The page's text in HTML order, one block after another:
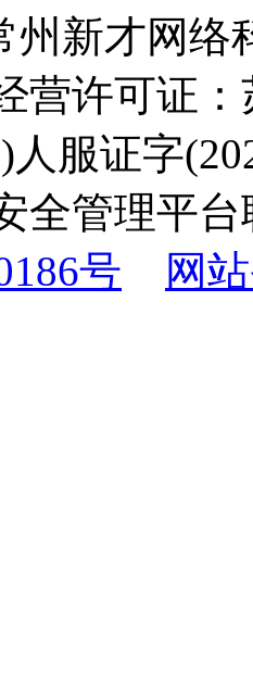
州新才网络
营许可证
服证字
全管理平
号
网